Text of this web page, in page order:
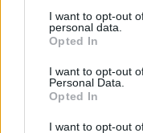
I want to opt-out
personal data.
Opted In
I want to opt-out
Personal Data.
Opted In
I want to opt-out
- Une ville qui
de nombreuses
-Taxi!
- où je vous